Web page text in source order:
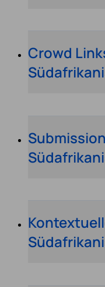
Crowd